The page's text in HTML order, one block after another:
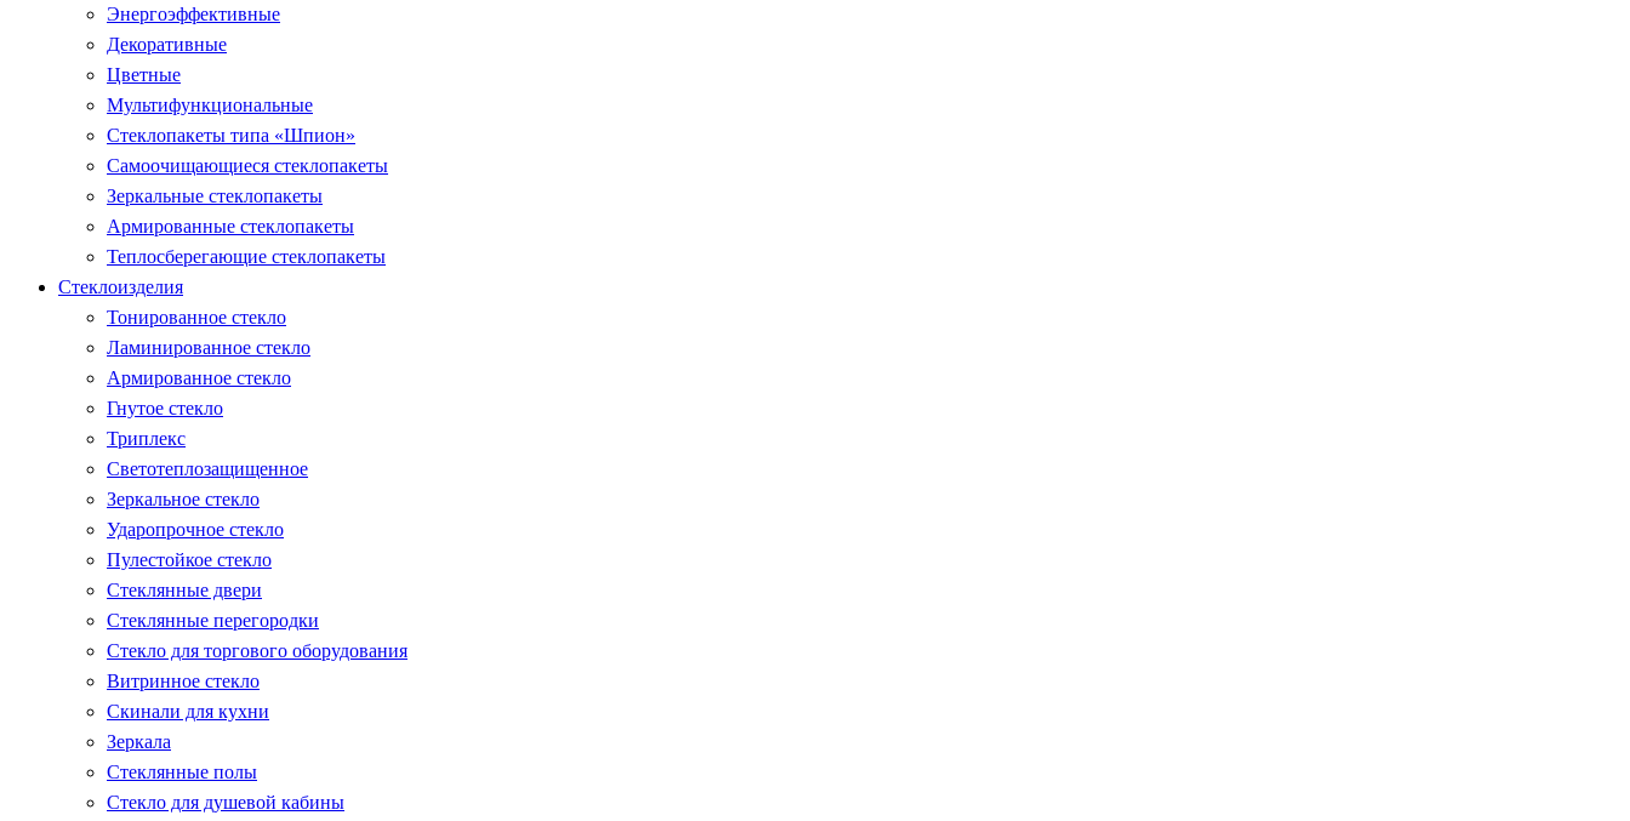
Энергоэффективные
Декоративные
Цветные
Мультифункциональные
Стеклопакеты типа «Шпион»
Самоочищающиеся стеклопакеты
Зеркальные стеклопакеты
Армированные стеклопакеты
Теплосберегающие стеклопакеты
Стеклоизделия
Тонированное стекло
Ламинированное стекло
Армированное стекло
Гнутое стекло
Триплекс
Светотеплозащищенное
Зеркальное стекло
Ударопрочное стекло
Пулестойкое стекло
Стеклянные двери
Стеклянные перегородки
Стекло для торгового оборудования
Витринное стекло
Скинали для кухни
Зеркала
Стеклянные полы
Стекло для душевой кабины